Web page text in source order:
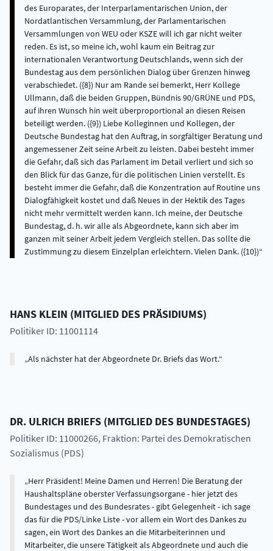
HANS KLEIN (MITGLIED DES PRÄSIDIUMS)
Politiker ID: 11001114
Als nächster hat der Abgeordnete Dr. Briefs das Wort.
DR. ULRICH BRIEFS (MITGLIED DES BUNDESTAGES)
Politiker ID: 11000266, Fraktion: Partei des Demokratischen
Sozialismus (PDS)
Herr Präsident! Meine Damen und Herren! Die Beratung der
Haushaltspläne oberster Verfassungsorgane - hier jetzt des
Bundestages und des Bundesrates - gibt Gelegenheit - ich sage
das für die PDS/Linke Liste - vor allem ein Wort des Dankes zu
sagen, ein Wort des Dankes an die Mitarbeiterinnen und
Mitarbeiter, die unsere Tätigkeit als Abgeordnete und auch die